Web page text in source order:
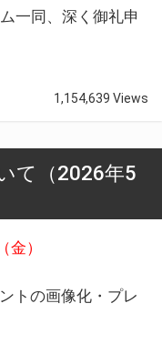
一同、深く御礼申
1,154,639 Views
て（2026年5
金）
トの画像化・プレ